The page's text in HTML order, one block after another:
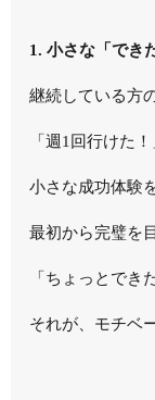
1. 小さな「でき
継続している方
「週1回行けた
小さな成功体験
最初から完璧を
「ちょっとでき
それが、モチベ